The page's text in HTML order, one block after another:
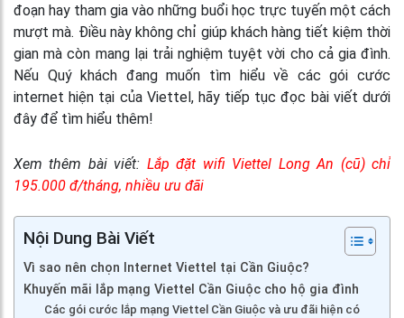
đoạn hay tham gia vào những buổi học trực tuyến một cách
mượt mà. Điều này không chỉ giúp khách hàng tiết kiệm thời
gian mà còn mang lại trải nghiệm tuyệt vời cho cả gia đình.
Nếu Quý khách đang muốn tìm hiểu về các gói cước
internet hiện tại của Viettel, hãy tiếp tục đọc bài viết dưới
đây để tìm hiểu thêm!
Xem thêm bài viết: Lắp đặt wifi Viettel Long An (cũ) chỉ
195.000 đ/tháng, nhiều ưu đãi
Nội Dung Bài Viết
Vì sao nên chọn Internet Viettel tại Cần Giuộc?
Khuyến mãi lắp mạng Viettel Cần Giuộc cho hộ gia đình
Các gói cước lắp mạng Viettel Cần Giuộc và ưu đãi hiện có